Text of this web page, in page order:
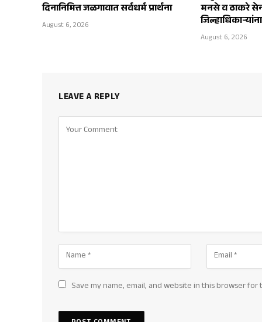
दिनानिमित्त जळगावात सर्वधर्म प्रार्थना
August 6, 2026
मनसे व ठाकरे
August 6, 2026
LEAVE A REPLY
Save my name, email, and website in this browser